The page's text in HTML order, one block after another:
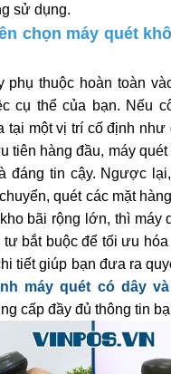
sử dụng.
chọn máy quét
phụ thuộc hoàn toàn
cụ thể của bạn. Nếu
tại một vị trí cố định như
tiên hàng đầu, máy
đáng tin cậy. Ngược
quét các mặt
bãi rộng lớn, thì máy
tư bắt buộc để tối ưu
tiết giúp bạn đưa ra
máy quét có dây
cấp đầy đủ thông tin